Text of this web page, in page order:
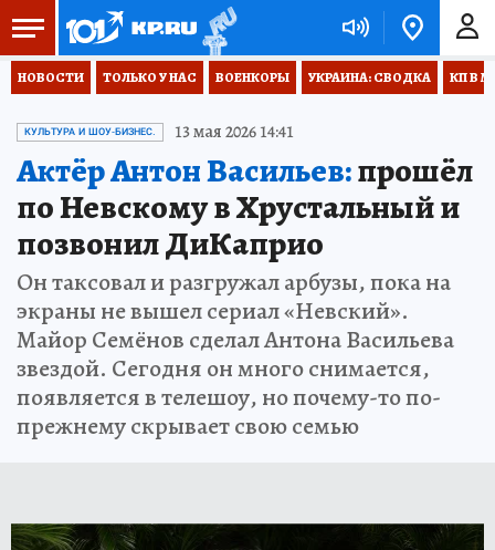
НОВОСТИ ТОЛЬКО У НАС ВОЕНКОРЫ УКРАИНА: СВОДКА КП В
КУЛЬТУРА И ШОУ-БИЗНЕС. 13 мая 2026 14:41
Актёр Антон Васильев:прошёл
по Невскому в Хрустальный и
позвонил ДиКаприо
Он таксовал и разгружал арбузы, пока на
экраны не вышел сериал «Невский».
Майор Семёнов сделал Антона Васильева
звездой. Сегодня он много снимается,
появляется в телешоу, но почему-то по-
прежнему скрывает свою семью